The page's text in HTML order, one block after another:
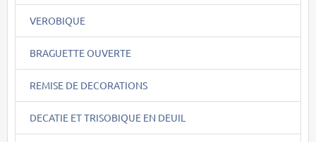
VEROBIQUE
BRAGUETTE OUVERTE
REMISE DE DECORATIONS
DECATIE ET TRISOBIQUE EN DEUIL